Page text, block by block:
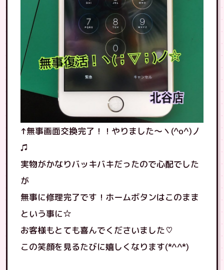
↑無事画面交換完了！！やりました〜ヽ(^o^)丿
♫
実物がかなりバッキバキだったので心配でした
が
無事に修理完了です！ホームボタンはこのまま
という事に☆
お客様もとても喜んでくださいました♡
この笑顔を見るたびに嬉しくなります(*^^*)